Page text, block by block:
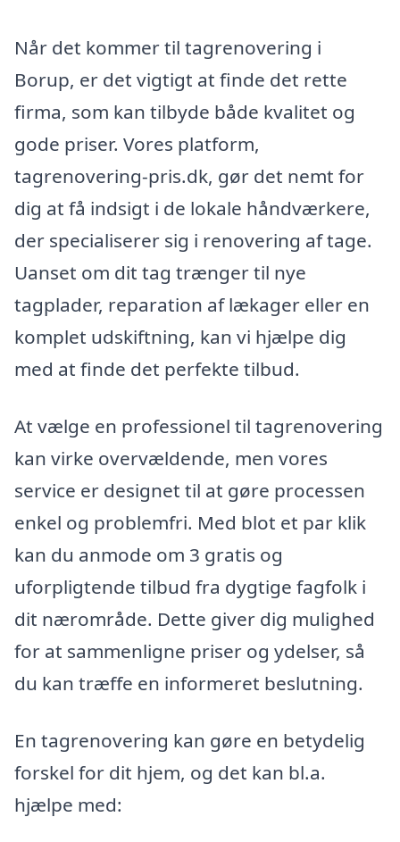
Når det kommer til tagrenovering i
Borup, er det vigtigt at finde det rette
firma, som kan tilbyde både kvalitet og
gode priser. Vores platform,
tagrenovering-pris.dk, gør det nemt for
dig at få indsigt i de lokale håndværkere,
der specialiserer sig i renovering af tage.
Uanset om dit tag trænger til nye
tagplader, reparation af lækager eller en
komplet udskiftning, kan vi hjælpe dig
med at finde det perfekte tilbud.
At vælge en professionel til tagrenovering
kan virke overvældende, men vores
service er designet til at gøre processen
enkel og problemfri. Med blot et par klik
kan du anmode om 3 gratis og
uforpligtende tilbud fra dygtige fagfolk i
dit nærområde. Dette giver dig mulighed
for at sammenligne priser og ydelser, så
du kan træffe en informeret beslutning.
En tagrenovering kan gøre en betydelig
forskel for dit hjem, og det kan bl.a.
hjælpe med: